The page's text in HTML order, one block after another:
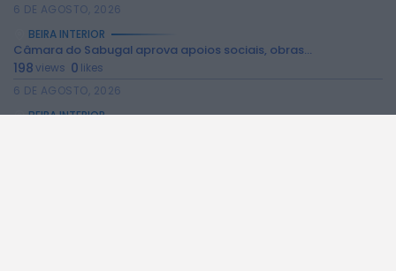
6 DE AGOSTO, 2026
BEIRA INTERIOR
Câmara do Sabugal aprova apoios sociais, obras...
198views 0 likes
6 DE AGOSTO, 2026
BEIRA INTERIOR